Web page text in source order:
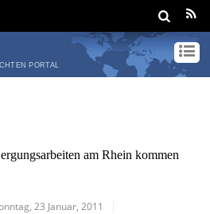
PORTAL
am Rhein kommen
23 Januar, 2011